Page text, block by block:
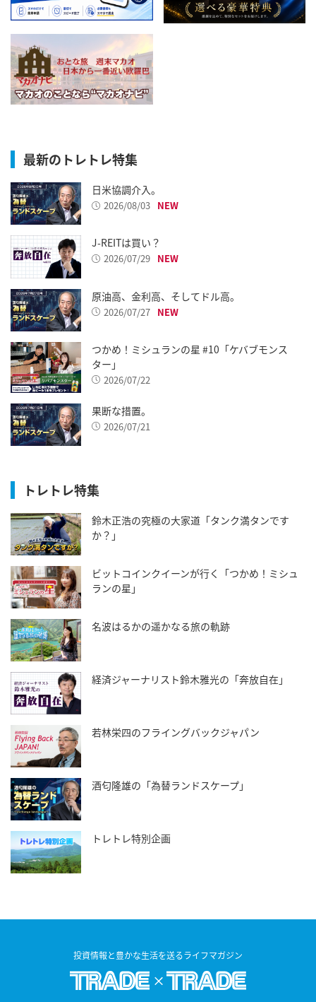
最新のトレトレ特集
日米協調介入。
2026/08/03
J-REITは買い？
2026/07/29
原油高、金利高、そしてドル高。
2026/07/27
つかめ！ミシュランの星 #10「ケバブモンス
ター」
2026/07/22
果断な措置。
2026/07/21
トレトレ特集
鈴木正浩の究極の大家道「タンク満タンです
か？」
ビットコインクイーンが行く「つかめ！ミシュ
ランの星」
名波はるかの遥かなる旅の軌跡
経済ジャーナリスト鈴木雅光の「奔放自在」
若林栄四のフライングバックジャパン
酒匂隆雄の「為替ランドスケープ」
トレトレ特別企画
投資情報と豊かな生活を送るライフマガジン